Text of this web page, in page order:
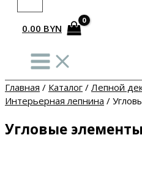
0.00 BYN
Главная / Каталог / Лепной
Интерьерная лепнина /
Угловые элементы